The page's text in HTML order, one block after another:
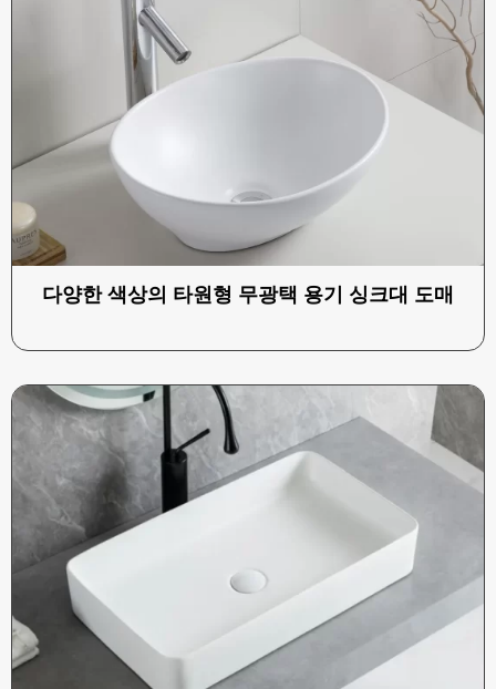
다양한 색상의 타원형 무광택 용기 싱크대 도매